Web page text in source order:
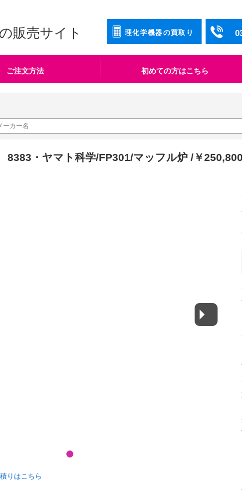
販売サイト 理化学機器の買取り
ご注文方法 初めての方はこちら
8383・ヤマト科学/FP301/マッフル炉 /￥
りはこちら